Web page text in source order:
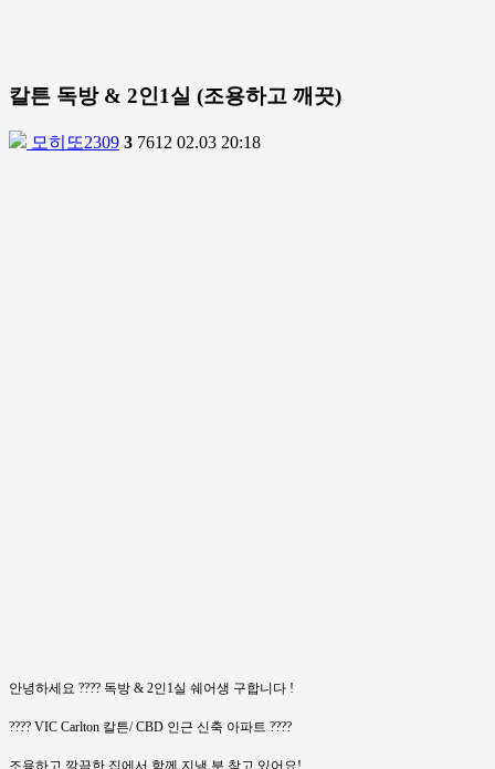
칼튼 독방 & 2인1실 (조용하고 깨끗)
모히또2309 3 7612 02.03 20:18
안녕하세요 ???? 독방 & 2인1실 쉐어생 구합니다 !
???? VIC Carlton 칼튼/ CBD 인근 신축 아파트 ????